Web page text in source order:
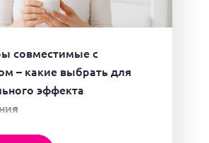
совместимые с
– какие выбрать для
эффекта